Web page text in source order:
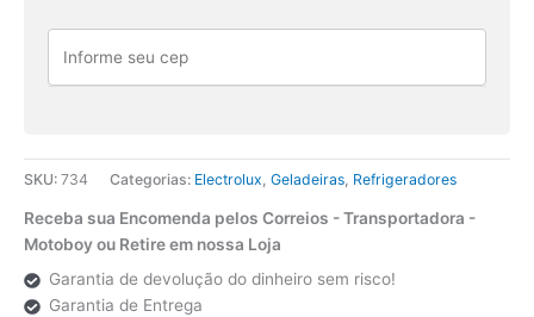
SKU: 734 Categorias: Electrolux, Geladeiras, Refrigeradores
Receba sua Encomenda pelos Correios - Transportadora -
Motoboy ou Retire em nossa Loja
Garantia de devolução do dinheiro sem risco!
Garantia de Entrega